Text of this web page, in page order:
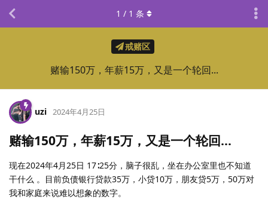
戒赌区
赌输150万，年薪15万，又是一个轮回...
1 / 1 条
uzi 2024年4月25日
赌输150万，年薪15万，又是一个轮回…
现在2024年4月25日 17∶25分，脑子很乱，坐在办公室里也不知道
干什么 。目前负债银行贷款35万，小贷10万，朋友贷5万，50万对
我和家庭来说难以想象的数字。